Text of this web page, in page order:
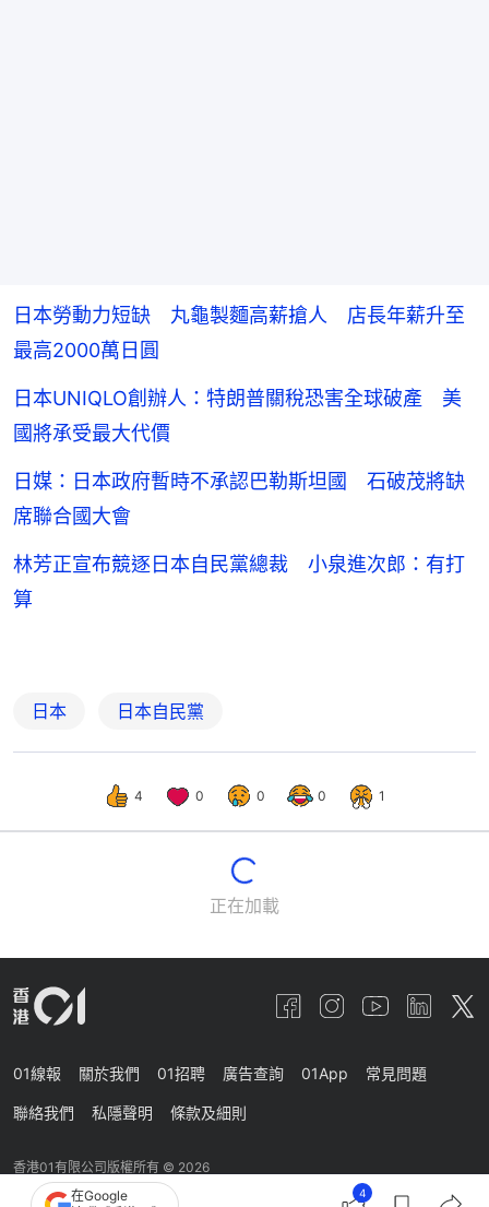
日本勞動力短缺 丸龜製麵高薪搶人 店長年薪升至
最高2000萬日圓
日本UNIQLO創辦人：特朗普關稅恐害全球破產 美
國將承受最大代價
日媒：日本政府暫時不承認巴勒斯坦國 石破茂將缺
席聯合國大會
林芳正宣布競逐日本自民黨總裁 小泉進次郎：有打
算
日本 日本自民黨
4 0 0 0 1
投票 日媒：下午1時有結果
在Google
4